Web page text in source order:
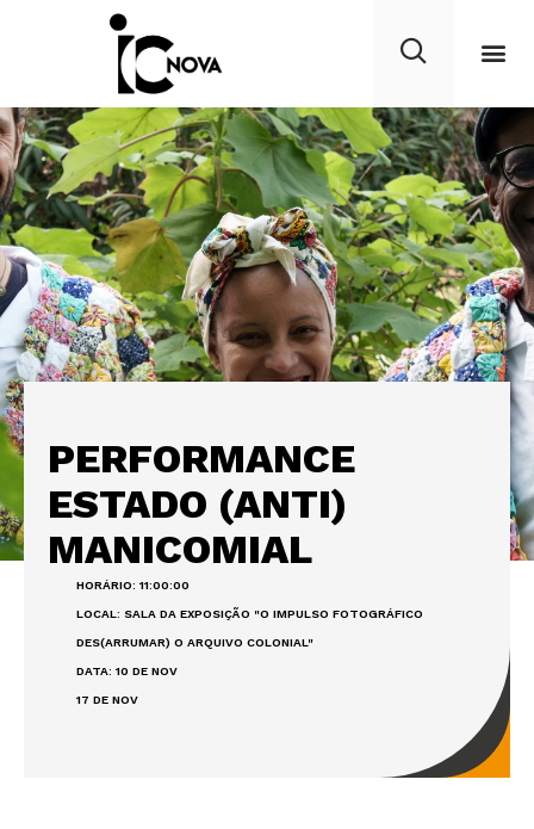
PERFORMANCE
ESTADO (ANTI)
MANICOMIAL
HORÁRIO: 11:00:00
LOCAL: SALA DA EXPOSIÇÃO "O IMPULSO FOTOGRÁFICO
DES(ARRUMAR) O ARQUIVO COLONIAL"
DATA: 10 DE NOV
17 DE NOV